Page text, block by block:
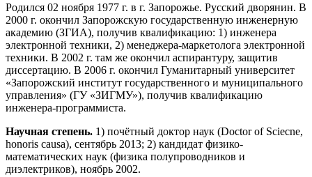
Родился 02 ноября 1977 г. в г. Запорожье. Русский дворянин. В
2000 г. окончил Запорожскую государственную инженерную
академию (ЗГИА), получив квалификацию: 1) инженера
электронной техники, 2) менеджера-маркетолога электронной
техники. В 2002 г. там же окончил аспирантуру, защитив
диссертацию. В 2006 г. окончил Гуманитарный университет
«Запорожский институт государственного и муниципального
управления» (ГУ «ЗИГМУ»), получив квалификацию
инженера-программиста.
Научная степень. 1) почётный доктор наук (Doctor of Sciecne,
honoris causa), сентябрь 2013; 2) кандидат физико-
математических наук (физика полупроводников и
диэлектриков), ноябрь 2002.